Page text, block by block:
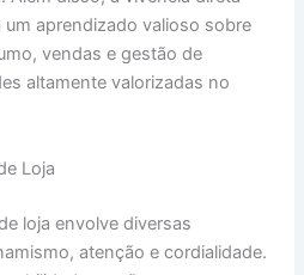
aprendizado valioso sobre
vendas e gestão de
altamente valorizadas no
Loja
loja envolve diversas
atenção e cordialidade.